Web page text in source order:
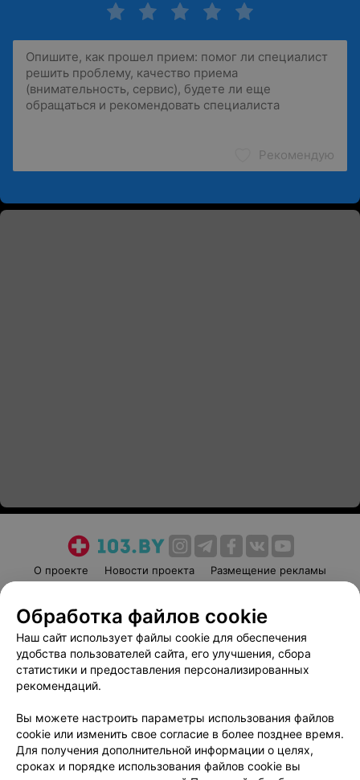
Рекомендую
О проекте Новости проекта
Размещение рекламы
Пользовательское соглашение
Способы оплаты
Вакансии
Партнеры
Написать руководителю 103.by
Обработка персональных данных
Обработка файлов cookie
Наш сайт использует файлы cookie для обеспечения
удобства пользователей сайта, его улучшения, сбора
статистики и предоставления персонализированных
рекомендаций.
Вы можете настроить параметры использования файлов
cookie или изменить свое согласие в более позднее время.
Для получения дополнительной информации о целях,
сроках и порядке использования файлов cookie вы